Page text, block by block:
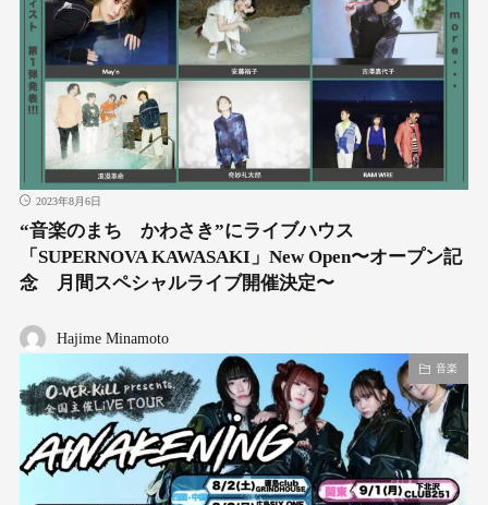
2023年8月6日
“音楽のまち かわさき”にライブハウス
「SUPERNOVA KAWASAKI」New Open〜オープン記
念 月間スペシャルライブ開催決定〜
Hajime Minamoto
音楽